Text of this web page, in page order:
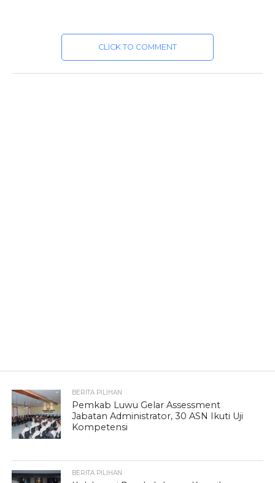
CLICK TO COMMENT
BERITA PILIHAN
Pemkab Luwu Gelar Assessment
Jabatan Administrator, 30 ASN Ikuti Uji
Kompetensi
BERITA PILIHAN